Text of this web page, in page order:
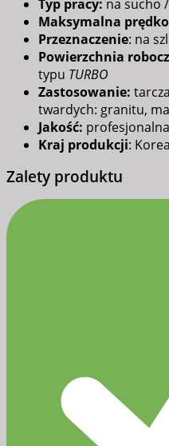
Typ pracy: na sucho
Maksymalna
Przeznaczenie: na
Powierzchnia
typu TURBO
Zastosowanie:
twardych: granitu,
Jakość: profesjonalna
Kraj produkcji:
Zalety produktu